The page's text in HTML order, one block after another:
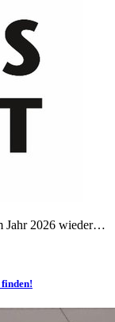
Jahr 2026 wieder…